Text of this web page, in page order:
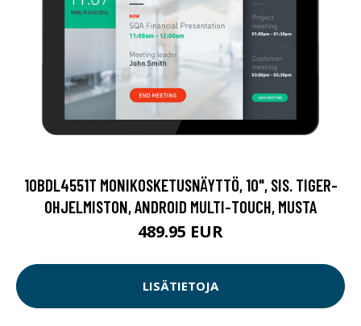
10BDL4551T MONIKOSKETUSNÄYTTÖ, 10", SIS. TIGER-
OHJELMISTON, ANDROID MULTI-TOUCH, MUSTA
489.95 EUR
LISÄTIETOJA